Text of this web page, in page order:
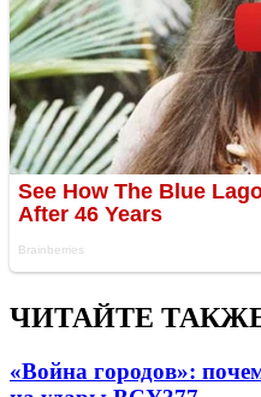
ЧИТАЙТЕ
«Война городов»: